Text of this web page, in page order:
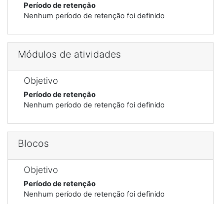
Período de retenção
Nenhum período de retenção foi definido
Módulos de atividades
Objetivo
Período de retenção
Nenhum período de retenção foi definido
Blocos
Objetivo
Período de retenção
Nenhum período de retenção foi definido